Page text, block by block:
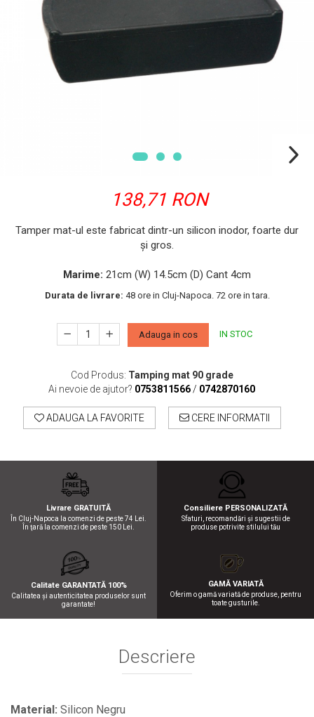
138,71 RON
Tamper mat-ul este fabricat dintr-un silicon inodor, foarte dur
și gros.
Marime: 21cm (W) 14.5cm (D) Cant 4cm
Durata de livrare: 48 ore in Cluj-Napoca. 72 ore in tara.
Adauga in cos IN STOC
Cod Produs: Tamping mat 90 grade
Ai nevoie de ajutor? 0753811566 / 0742870160
ADAUGA LA FAVORITE CERE INFORMATII
Livrare GRATUITĂ
În Cluj-Napoca la comenzi de peste 74 Lei.
În ţară la comenzi de peste 150 Lei.
Consiliere PERSONALIZATĂ
Sfaturi, recomandări şi sugestii de
produse potrivite stilului tău
Calitate GARANTATĂ 100%
Calitatea şi autenticitatea produselor sunt
garantate!
GAMĂ VARIATĂ
Oferim o gamă variată de produse, pentru
toate gusturile.
Descriere
Material: Silicon Negru